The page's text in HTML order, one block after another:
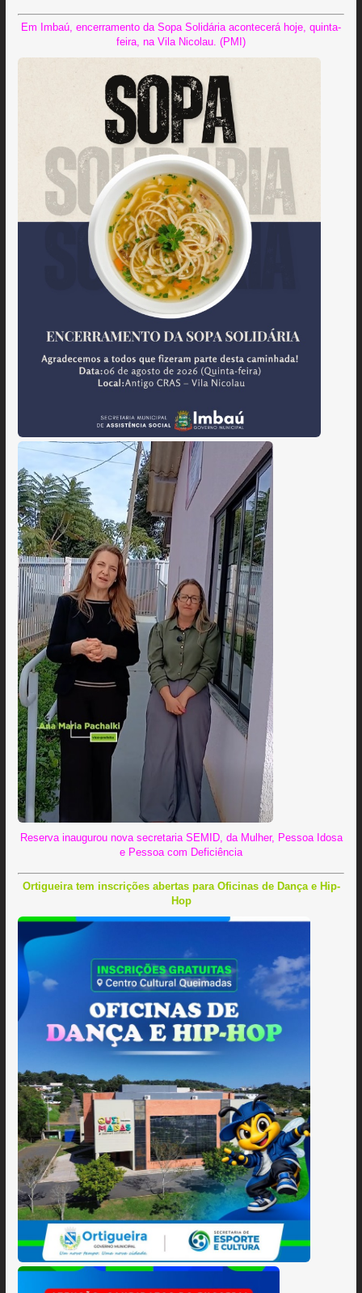
Em Imbaú, encerramento da Sopa Solidária acontecerá hoje, quinta-
feira, na Vila Nicolau. (PMI)
Reserva inaugurou nova secretaria SEMID, da Mulher, Pessoa Idosa
e Pessoa com Deficiência
Ortigueira tem inscrições abertas para Oficinas de Dança e Hip-
Hop